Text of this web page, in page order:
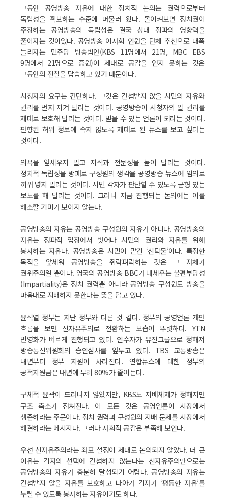
그동안 공영방송 자유에 대한 정치적 논의는 권력으로부터
독립성을 확보하는 수준에 머물러 왔다. 돌이켜보면 정치권이
주장하는 공영방송의 독립성은 결국 상대 정파의 영향력을
줄이자는 것이었다. 공영방송 이사회 인원을 단체 추천으로 대폭
늘리자는 민주당 방송법안(KBS 11명에서 21명, MBC EBS
9명에서 21명으로 증원)이 제대로 공감을 얻지 못하는 것은
그동안의 전철을 답습하고 있기 때문이다.
시청자의 요구는 간단하다. 그것은 간섭받지 않을 시민의 자유와
권리를 먼저 지켜 달라는 것이다. 공영방송이 시청자의 알 권리를
제대로 보호해 달라는 것이다. 믿을 수 있는 언론이 되라는 것이다.
편향된 허위 정보에 속지 않도록 제대로 된 뉴스를 보고 싶다는
것이다.
의욕을 앞세우지 말고 지식과 전문성을 높여 달라는 것이다.
정치적 독립성을 방패로 구성원의 생각을 공영방송 뉴스에 임의로
끼워 넣지 말라는 것이다. 시민 각자가 판단할 수 있도록 균형 있는
보도를 해 달라는 것이다. 그러나 지금 진행되는 논의에는 이를
해소할 기미가 보이지 않는다.
공영방송의 자유는 공영방송 구성원의 자유가 아니다. 공영방송의
자유는 정파적 입장에서 벗어나 시민의 권리와 자유를 위해
봉사하는 자유다. 공영방송은 시민이 맡긴 ‘신탁물’이다. 특정한
목적을 앞세워 공영방송을 쥐락펴락하는 것은 그 자체가
권위주의일 뿐이다. 영국의 공영방송 BBC가 내세우는 불편부당성
(Impartiality)은 정치 권력뿐 아니라 공영방송 구성원도 방송을
마음대로 지배하지 못한다는 뜻을 담고 있다.
윤석열 정부는 지난 정부와 다른 것 같다. 정부의 공영언론 개편
흐름을 보면 신자유주의로 전환하는 모습이 뚜렷하다. YTN
민영화가 빠르게 진행되고 있다. 인수자가 유진그룹으로 정해져
방송통신위원회의 승인심사를 앞두고 있다. TBS 교통방송은
내년부터 정부 지원이 사라진다. 연합뉴스에 대한 정부의
공적지원금은 내년에 무려 80%가 줄어든다.
구체적 윤곽이 드러나지 않았지만, KBS도 지배체제가 정해지면
구조 축소가 점쳐진다. 이 모든 것은 공영언론이 시장에서
생존하라는 주문이다. 정치 권력과 구성원의 지배 문제를 시장에서
해결하라는 메시지다. 그러나 사회적 공감은 부족해 보인다.
우선 신자유주의라는 좌표 설정이 제대로 논의되지 않았다. 더 큰
이유는 각자의 선택에 간섭하지 않는다는 신자유주의만으로는
공영방송의 자유가 충분히 달성되기 어렵다. 공영방송의 자유는
간섭받지 않을 자유를 보호하고 나아가 각자가 ‘평등한 자유’를
누릴 수 있도록 봉사하는 자유이기도 하다.